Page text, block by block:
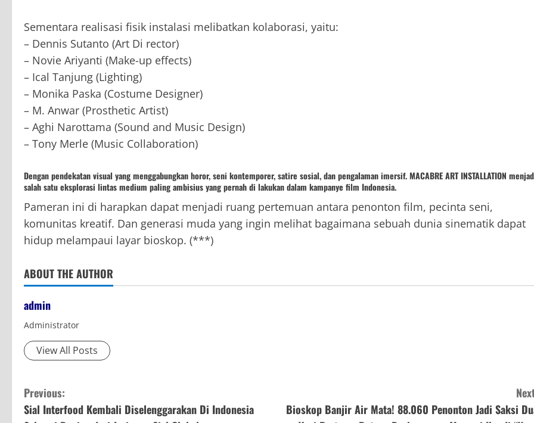
Sementara realisasi fisik instalasi melibatkan kolaborasi, yaitu:
– Dennis Sutanto (Art Di rector)
– Novie Ariyanti (Make-up effects)
– Ical Tanjung (Lighting)
– Monika Paska (Costume Designer)
– M. Anwar (Prosthetic Artist)
– Aghi Narottama (Sound and Music Design)
– Tony Merle (Music Collaboration)
Dengan pendekatan visual yang menggabungkan horor, seni kontemporer, satire sosial, dan pengalaman imersif. MACABRE ART INSTALLATION
salah satu eksplorasi lintas medium paling ambisius yang pernah di lakukan dalam kampanye film Indonesia.
Pameran ini di harapkan dapat menjadi ruang pertemuan antara penonton film, pecinta seni,
komunitas kreatif. Dan generasi muda yang ingin melihat bagaimana sebuah dunia sinematik dapat
hidup melampaui layar bioskop. (***)
ABOUT THE AUTHOR
admin
Administrator
View All Posts
C
Previous:
Sial Interfood Kembali Diselenggarakan Di Indonesia
Bioskop Banjir Air Mata! 88.060 Penonton Jadi Saksi